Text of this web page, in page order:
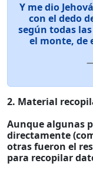
Y me dio
con el dedo
según todas
el monte, de
2. Material
Aunque algunas
directamente
otras fueron el
para recopilar